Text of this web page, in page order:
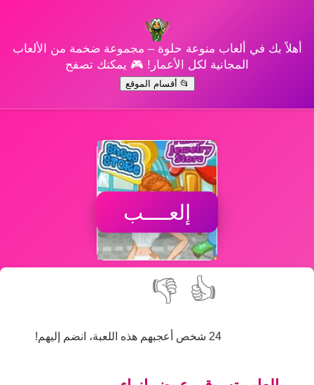
أهلاً بك في ألعاب منوعة حلوة – مجموعة ضخمة من الألعاب
المجانية لكل الأعمار! 🎮 يمكنك تصفح
📂 أقسام الموقع
إلعــــب
👍
👎
24 شخص أعجبهم هذه اللعبة، انضم إليهم!